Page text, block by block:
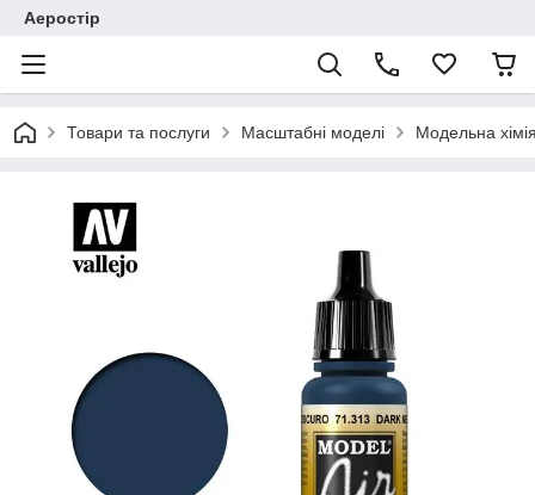
Аеростір
Товари та послуги Масштабні моделі Модельна